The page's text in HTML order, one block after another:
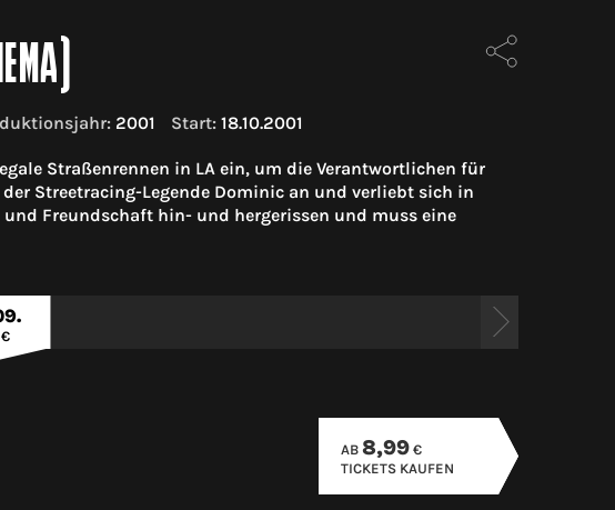
2001 Start: 18.10.2001
Straßenrennen in LA ein, um die Verantwortlichen für
Streetracing-Legende Dominic an und verliebt sich in
Freundschaft hin- und hergerissen und muss eine
AB 8,99€
TICKETS KAUFEN